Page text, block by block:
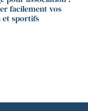
facilement vos
et sportifs